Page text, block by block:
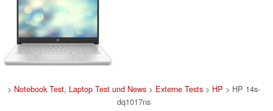
> Notebook Test, Laptop Test und News> Externe Tests> HP > HP 14s-
dq1017ns